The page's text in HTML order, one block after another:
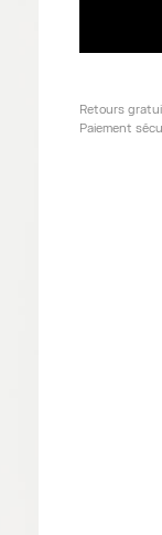
Retours
Paiement